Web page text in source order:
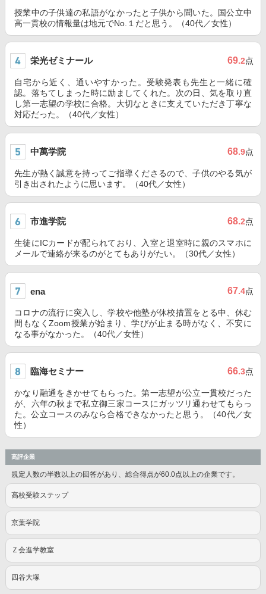
授業中の子供達の私語がなかったと子供から聞いた。国公立中
高一貫校の情報量は地元でNo.１だと思う。（40代／女性）
栄光ゼミナール 69.2点
自宅から近く、通いやすかった。受験発表も先生と一緒に確
認。落ちてしまった時に励ましてくれた。次の日、気を取り直
し第一志望の学校に合格。大切なときに支えていただき丁寧な
対応だった。（40代／女性）
中萬学院 68.9点
先生が熱く誠意を持ってご指導くださるので、子供のやる気が
引き出されたように思います。（40代／女性）
市進学院 68.2点
生徒にICカードが配られており、入室と退室時に親のスマホに
メールで連絡が来るのがとてもありがたい。（30代／女性）
ena 67.4点
コロナの流行に突入し、学校や他塾が休校措置をとる中、休む
間もなくZoom授業が始まり、学びが止まる時がなく、不安に
なる事がなかった。（40代／女性）
臨海セミナー 66.3点
かなり融通をきかせてもらった。第一志望が公立一貫校だった
が、六年の秋まで私立御三家コースにガッツリ通わせてもらっ
た。公立コースのみなら合格できなかったと思う。（40代／女
性）
高評企業
規定人数の半数以上の回答があり、総合得点が60.0点以上の企業です。
高校受験ステップ
京葉学院
Ｚ会進学教室
四谷大塚